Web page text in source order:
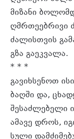
მიზანი
ღმრთეებრივი
ძალისთვის
გზა გაეკვალა.
* * *
გავიხსენოთ
ბაღში და,
შესაძლებელი
ამავე დროს,
სული